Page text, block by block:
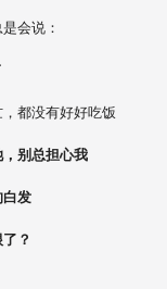
会说：
都没有好好吃饭
别总担心我
白发
？